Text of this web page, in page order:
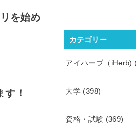
を始め
！
カテゴリー
アイハーブ（iHerb)
大学 (398)
資格・試験 (369)